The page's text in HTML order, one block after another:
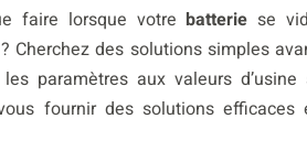
faire lorsque votre batterie se
Cherchez des solutions simples
paramètres aux valeurs d’usine
fournir des solutions efficaces